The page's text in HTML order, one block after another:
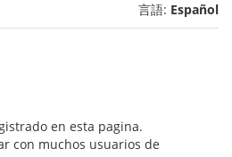
言語: Español
en esta pagina.
con muchos usuarios de